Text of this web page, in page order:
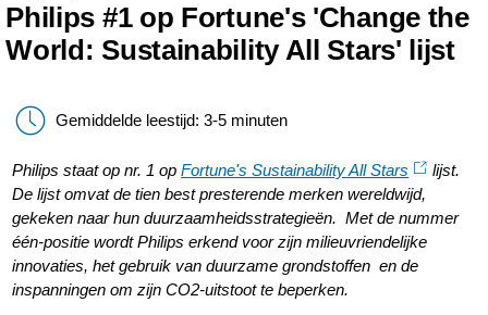
Philips #1 op Fortune's 'Change the
World: Sustainability All Stars' lijst
Gemiddelde leestijd: 3-5 minuten
Philips staat op nr. 1 opFortune's Sustainability All Stars
lijst.
De lijst omvat de tien best presterende merken wereldwijd,
gekeken naar hun duurzaamheidsstrategieën. Met de nummer
één-positie wordt Philips erkend voor zijn milieuvriendelijke
innovaties, het gebruik van duurzame grondstoffen en de
inspanningen om zijn CO2-uitstoot te beperken.